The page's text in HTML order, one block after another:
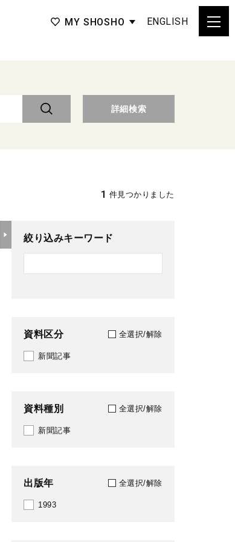
MY SHOSHO ENGLISH
詳細検索
1 件見つかりました
絞り込みキーワード
資料区分 全選択/解除
新聞記事
資料種別 全選択/解除
新聞記事
出版年 全選択/解除
1993